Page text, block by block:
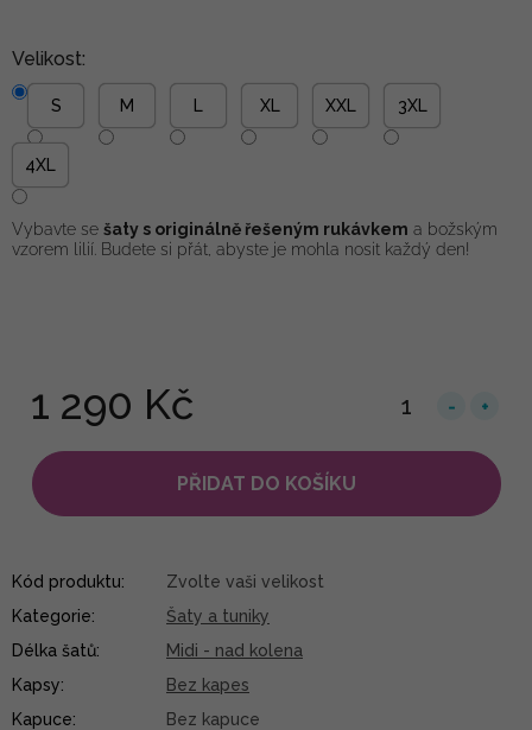
1 290 Kč
PŘIDAT DO KOŠÍKU
Velikost:
S M XL XXL 3XL
4XL
Vybavte se šaty s originálně řešeným rukávkem a božským
vzorem lilií. Budete si přát, abyste je mohla nosit každý den!
Kód produktu:
Zvolte vaši velikost
Kategorie:
Šaty a tuniky
Délka šatů:
Midi - nad kolena
Kapsy:
Bez kapes
Kapuce:
Bez kapuce